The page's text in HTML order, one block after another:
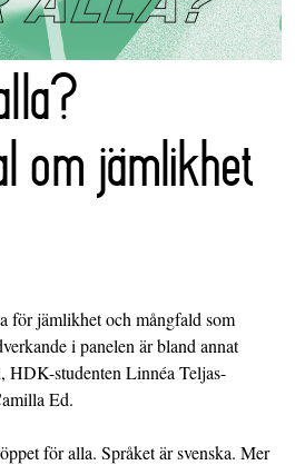
om jämlikhet
för jämlikhet och mångfald som
i panelen är bland annat
HDK-studenten Linnéa Teljas-
Ed.
för alla. Språket är svenska. Mer